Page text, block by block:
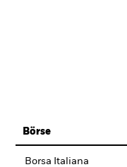
Börse
Borsa Italiana